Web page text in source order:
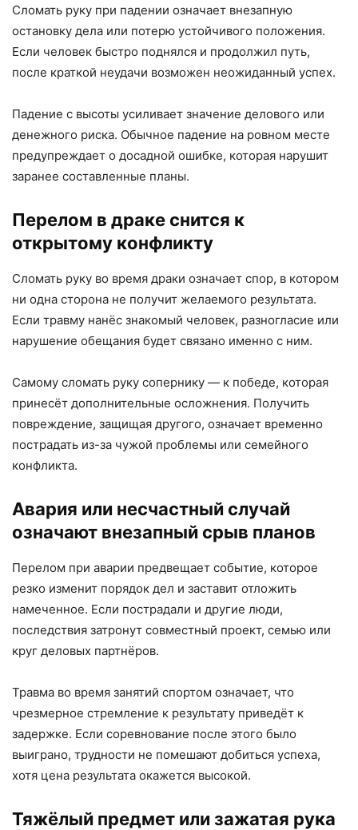
Сломать руку при падении означает внезапную
остановку дела или потерю устойчивого положения.
Если человек быстро поднялся и продолжил путь,
после краткой неудачи возможен неожиданный успех.
Падение с высоты усиливает значение делового или
денежного риска. Обычное падение на ровном месте
предупреждает о досадной ошибке, которая нарушит
заранее составленные планы.
Перелом в драке снится к
открытому конфликту
Сломать руку во время драки означает спор, в котором
ни одна сторона не получит желаемого результата.
Если травму нанёс знакомый человек, разногласие или
нарушение обещания будет связано именно с ним.
Самому сломать руку сопернику — к победе, которая
принесёт дополнительные осложнения. Получить
повреждение, защищая другого, означает временно
пострадать из-за чужой проблемы или семейного
конфликта.
Авария или несчастный случай
означают внезапный срыв планов
Перелом при аварии предвещает событие, которое
резко изменит порядок дел и заставит отложить
намеченное. Если пострадали и другие люди,
последствия затронут совместный проект, семью или
круг деловых партнёров.
Травма во время занятий спортом означает, что
чрезмерное стремление к результату приведёт к
задержке. Если соревнование после этого было
выиграно, трудности не помешают добиться успеха,
хотя цена результата окажется высокой.
Тяжёлый предмет или зажатая рука